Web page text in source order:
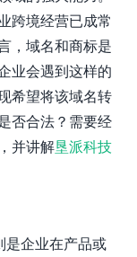
跨境经营已成常
，域名和商标是
业会遇到这样的
希望将该域名转
否合法？需要经
并讲解垦派科技
是企业在产品或